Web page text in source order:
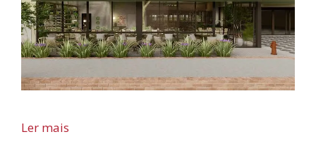
Ler mais